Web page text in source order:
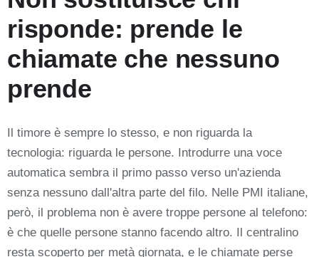
risponde: prende le
chiamate che nessuno
prende
Il timore è sempre lo stesso, e non riguarda la
tecnologia: riguarda le persone. Introdurre una voce
automatica sembra il primo passo verso un'azienda
senza nessuno dall'altra parte del filo. Nelle PMI italiane,
però, il problema non è avere troppe persone al telefono:
è che quelle persone stanno facendo altro. Il centralino
resta scoperto per metà giornata, e le chiamate perse